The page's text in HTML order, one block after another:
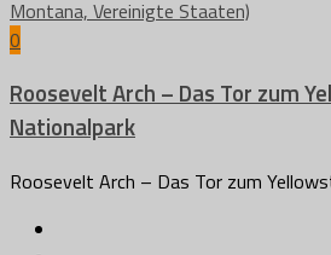
0
Roosevelt Arch – Das Tor zum
Nationalpark
Roosevelt Arch – Das Tor zum